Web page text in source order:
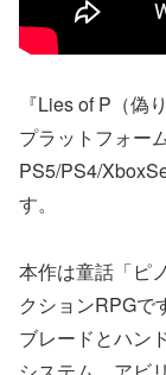
『Lies of P（偽
プラットフォー
PS5/PS4/
す。
本作は童話「ピ
クションRPGで
ブレードとハン